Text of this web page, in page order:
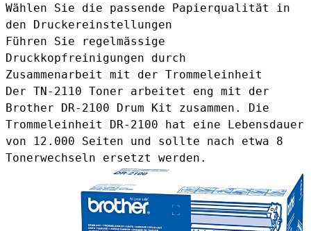
Wählen Sie die passende Papierqualität in
den Druckereinstellungen
Führen Sie regelmässige
Druckkopfreinigungen durch
Zusammenarbeit mit der Trommeleinheit
Der TN-2110 Toner arbeitet eng mit der
Brother DR-2100 Drum Kit
zusammen. Die
Trommeleinheit DR-2100 hat eine Lebensdauer
von 12.000 Seiten und sollte nach etwa 8
Tonerwechseln ersetzt werden.